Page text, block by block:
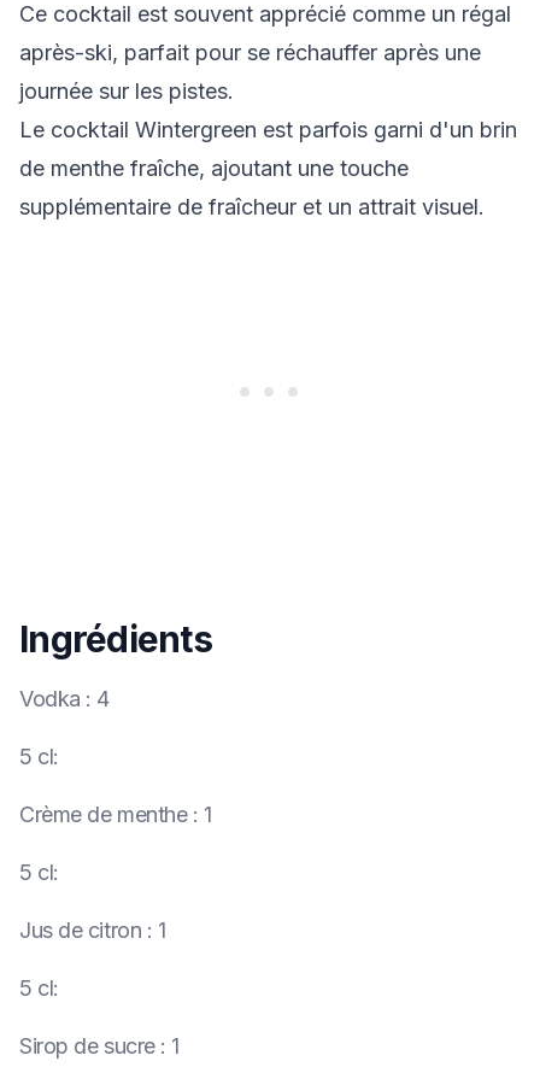
Ce cocktail est souvent apprécié comme un régal
après-ski, parfait pour se réchauffer après une
journée sur les pistes.
Le cocktail Wintergreen est parfois garni d'un brin
de menthe fraîche, ajoutant une touche
supplémentaire de fraîcheur et un attrait visuel.
Ingrédients
Vodka : 4
5 cl:
Crème de menthe : 1
5 cl:
Jus de citron : 1
5 cl:
Sirop de sucre : 1